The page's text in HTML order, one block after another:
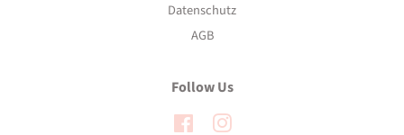
Datenschutz
AGB
Follow Us
FacebookInstagram